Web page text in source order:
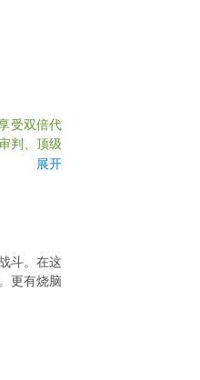
受双倍代
判、顶级
助力领取
展开
斗。在这
更有烧脑